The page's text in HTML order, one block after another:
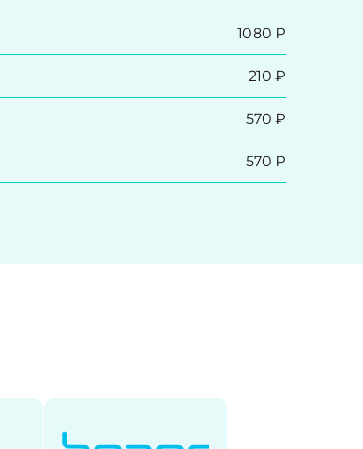
1080 ₽
210 ₽
570 ₽
570 ₽